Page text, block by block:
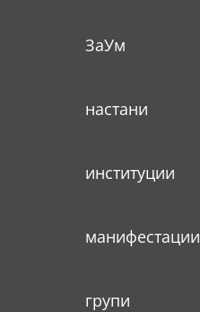
ЗаУм
настани
институции
манифестации
групи